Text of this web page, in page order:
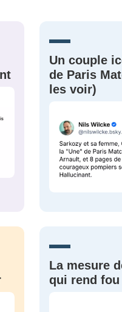
Un couple
de Paris
les voir)
La mesure
qui rend
proposer ?
Ma